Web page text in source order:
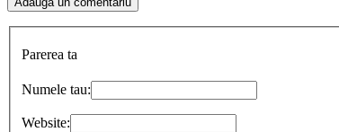
Parerea ta
Numele tau:
Website: